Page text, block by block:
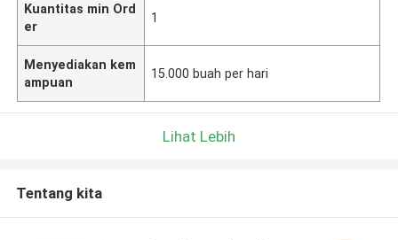
Kuantitas min Ord
er
1
Menyediakan kem
ampuan
15.000 buah per hari
Lihat Lebih
Tentang kita